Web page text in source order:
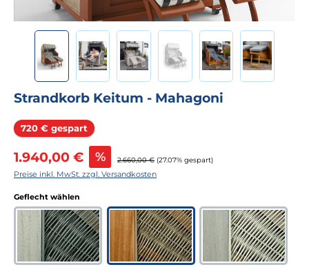
Strandkorb Keitum - Mahagoni
720 € gespart Rabatt
Verkaufspreis:
1.940,00 € % Regulärer Preis:
2.660,00 € (27.07% gespart)
Preise inkl. MwSt. zzgl. Versandkosten
Geflecht wählen